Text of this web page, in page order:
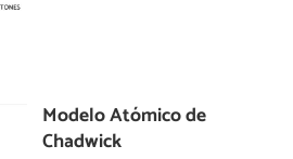
Modelo Atómico de
Chadwick